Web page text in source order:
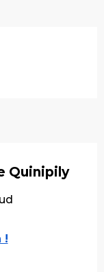
Quinipily
!